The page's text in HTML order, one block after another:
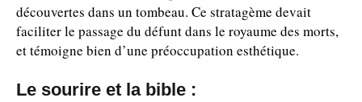
découvertes dans un tombeau. Ce stratagème devait
faciliter le passage du défunt dans le royaume des morts,
et témoigne bien d’une préoccupation esthétique.
Le sourire et la bible :